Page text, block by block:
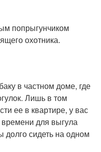
попрыгунчиком
охотника.
в частном доме, где
Лишь в том
ее в квартире, у вас
для выгула
долго сидеть на одном